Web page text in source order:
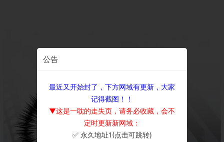
公告
最近又开始封了，下方网域有更新，大家
记得截图！！
▼这是一耽的走失页，请务必收藏，会不
定时更新新网域：
✅ 永久地址1(点击可跳转)